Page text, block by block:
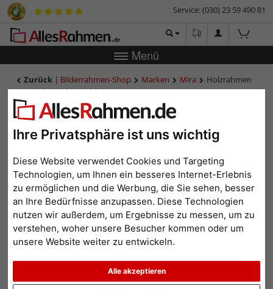
Ihre Privatsphäre ist uns wichtig
Diese Website verwendet Cookies und Targeting
Technologien, um Ihnen ein besseres Internet-Erlebnis
zu ermöglichen und die Werbung, die Sie sehen, besser
an Ihre Bedürfnisse anzupassen. Diese Technologien
nutzen wir außerdem, um Ergebnisse zu messen, um zu
verstehen, woher unsere Besucher kommen oder um
unsere Website weiter zu entwickeln.
Alle akzeptieren
Service: (030) 23 59 490 81
Menü
Zurück | Bilderrahmen-Shop Marken Mira
Holzrahmen
Burgund mit Abstandsleiste
Holzrahmen Burgund mit
Abstandsleiste